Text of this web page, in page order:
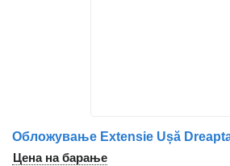
Цена на барање